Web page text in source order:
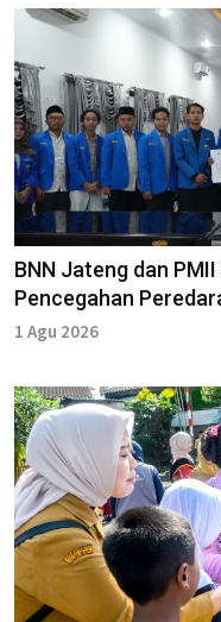
BNN Jateng dan
Pencegahan
1 Agu 2026